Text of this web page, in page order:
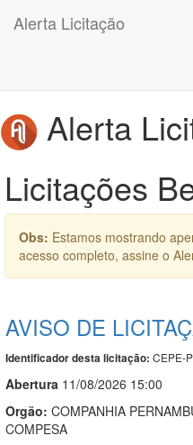
Alerta Licitação
Alerta
Licitações
Obs: Estamos mostrando
acesso completo, assine o
AVISO DE
Identificador desta licitação: CEPE-
Abertura 11/08/2026 15:00
Orgão: COMPANHIA
COMPESA